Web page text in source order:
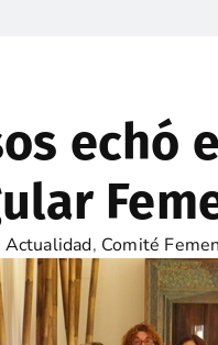
echó
Actualidad, Comité